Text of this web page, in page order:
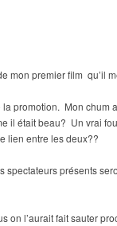
mon premier film qu’il
promotion. Mon chum
il était beau? Un vrai
lien entre les deux??
spectateurs présents
l’aurait fait sauter